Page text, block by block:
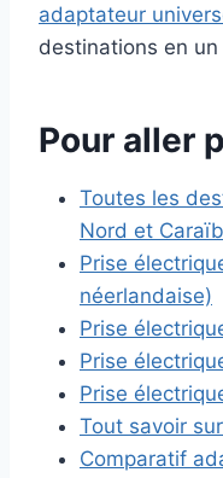
adaptateur
destinations en
Pour aller
Toutes les
Nord et
Prise
néerlandaise)
Prise
Prise
Prise
Tout savoir
Comparatif